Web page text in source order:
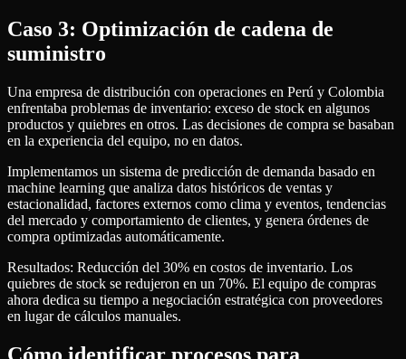
Caso 3: Optimización de cadena de
suministro
Una empresa de distribución con operaciones en Perú y Colombia
enfrentaba problemas de inventario: exceso de stock en algunos
productos y quiebres en otros. Las decisiones de compra se basaban
en la experiencia del equipo, no en datos.
Implementamos un sistema de predicción de demanda basado en
machine learning que analiza datos históricos de ventas y
estacionalidad, factores externos como clima y eventos, tendencias
del mercado y comportamiento de clientes, y genera órdenes de
compra optimizadas automáticamente.
Resultados: Reducción del 30% en costos de inventario. Los
quiebres de stock se redujeron en un 70%. El equipo de compras
ahora dedica su tiempo a negociación estratégica con proveedores
en lugar de cálculos manuales.